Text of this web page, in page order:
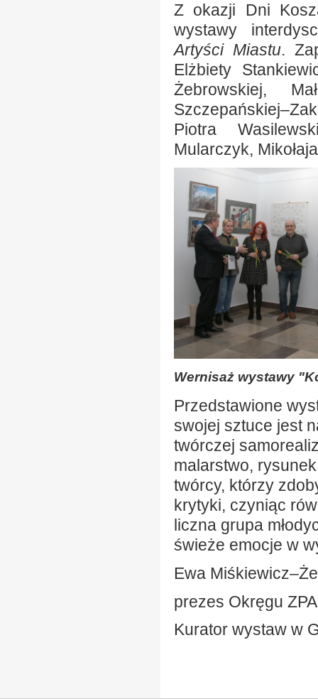
Z okazji Dni
wystawy
Artyści Miastu.
Elżbiety
Żebrowskiej,
Piotra
Mularczyk,
Wernisaż wystawy
Przedstawione
swojej sztuce jest
twórczej
malarstwo,
twórcy, którzy
krytyki, czyniąc
liczna grupa
świeże emocje w
Ewa
prezes Okręgu
Kurator wystaw w